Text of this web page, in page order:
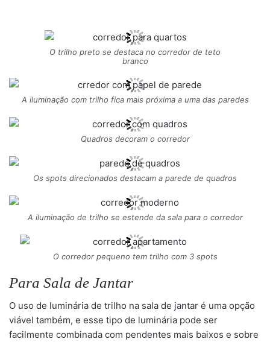
O trilho preto se destaca no corredor de teto
branco
A iluminação com trilho fica mais próxima a uma das paredes
Quadros decoram o corredor
Os spots direcionados destacam a parede de quadros
A iluminação de trilho se estende da sala para o corredor
O corredor pequeno tem trilho com 3 spots
Para Sala de Jantar
O uso de luminária de trilho na sala de jantar é uma opção
viável também, e esse tipo de luminária pode ser
facilmente combinada com pendentes mais baixos e sobre